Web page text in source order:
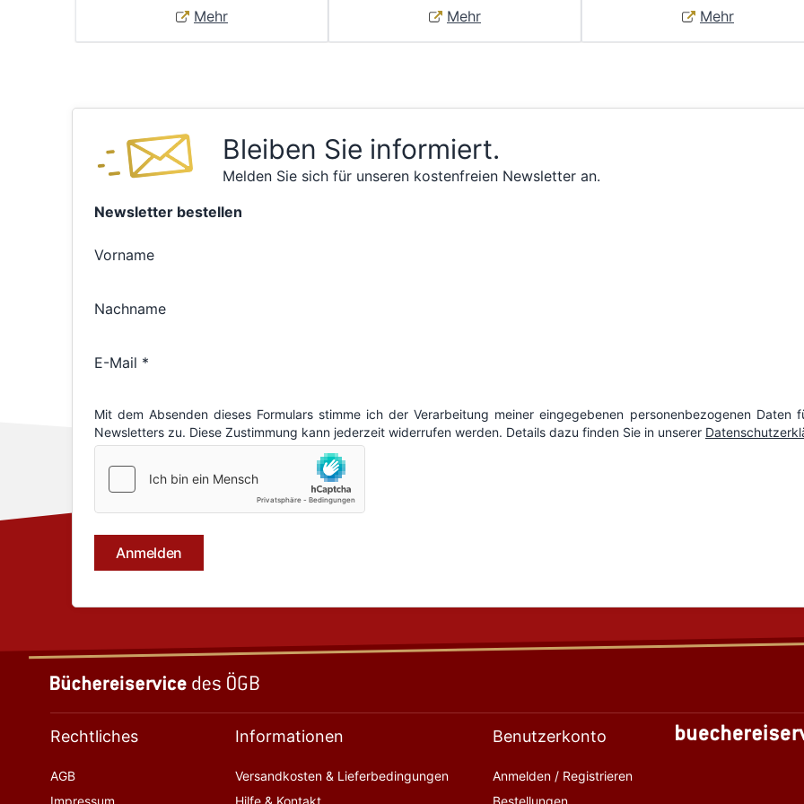
Mehr Mehr Mehr
Bleiben Sie informiert.
Melden Sie sich für unseren kostenfreien Newsletter an.
Rechtliches
AGB
Impressum
Informationen
Versandkosten & Lieferbedingungen
Hilfe & Kontakt
Benutzerkonto
Anmelden / Registrieren
Bestellungen